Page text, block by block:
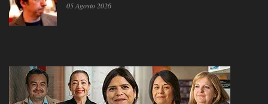
05 Agosto 2026